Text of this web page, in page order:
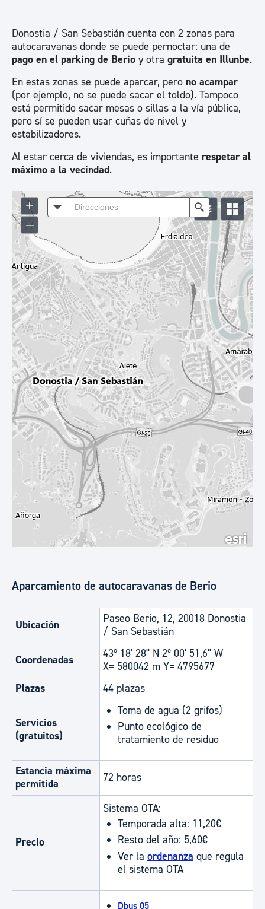
Donostia / San Sebastián cuenta con 2 zonas para
autocaravanas donde se puede pernoctar: una de
pago en el parking de Berio y otra gratuita en Illunbe.
En estas zonas se puede aparcar, pero no acampar
(por ejemplo, no se puede sacar el toldo). Tampoco
está permitido sacar mesas o sillas a la vía pública,
pero sí se pueden usar cuñas de nivel y
estabilizadores.
Al estar cerca de viviendas, es importante respetar al
máximo a la vecindad.
Aparcamiento de autocaravanas de Berio
Ubicación
Paseo Berio, 12, 20018 Donostia
/ San Sebastián
Coordenadas
43º 18' 28'' N 2º 00' 51,6'' W
X= 580042 m Y= 4795677
Plazas
44 plazas
Servicios
(gratuitos)
Toma de agua (2 grifos)
Punto ecológico de
tratamiento de residuo
Estancia máxima
permitida
72 horas
Precio
Sistema OTA:
Temporada alta: 11,20€
Resto del año: 5,60€
Ver la ordenanza que regula
el sistema OTA
Dbus 05